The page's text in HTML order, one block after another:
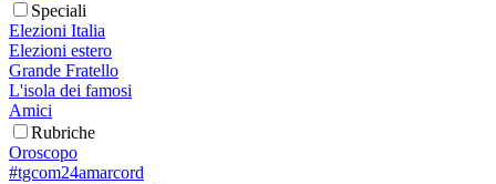
Speciali
Elezioni Italia
Elezioni estero
Grande Fratello
L'isola dei famosi
Amici
Rubriche
Oroscopo
#tgcom24amarcord